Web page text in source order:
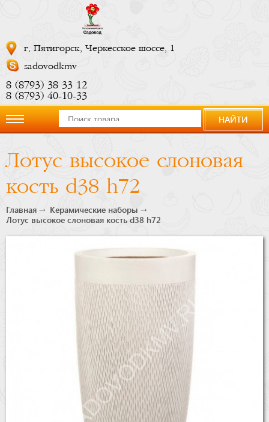
г. Пятигорск, Черкесское шоссе, 1
sadovodkmv
8 (8793) 38 33 12
8 (8793) 40-10-33
компании
Купить
НАЙТИ
Лотус высокое слоновая
кость d38 h72
Главная
Керамические наборы
Лотус высокое слоновая кость d38 h72